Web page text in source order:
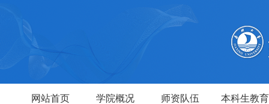
网站首页 学院概况 师资队伍 本科生教育